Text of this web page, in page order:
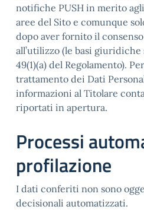
notifiche PUSH in merito
aree del Sito e comunque
dopo aver fornito il
all’utilizzo (le basi giuridiche
49(1)(a) del Regolamento).
trattamento dei Dati
informazioni al Titolare
riportati in apertura.
Processi
profilazione
I dati conferiti non sono
decisionali automatizzati.